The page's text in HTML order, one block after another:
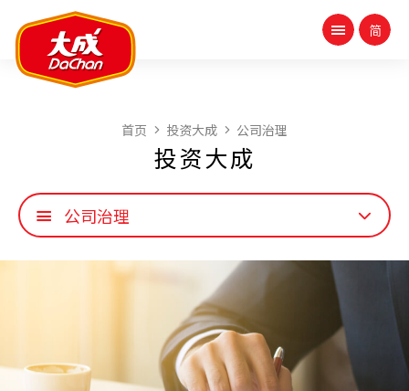
首页 投资大成 公司治理
投资大成
公司治理